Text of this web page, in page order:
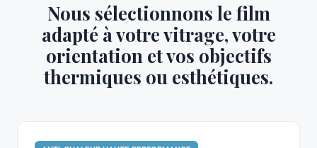
Nous sélectionnons le film
adapté à votre vitrage, votre
orientation et vos objectifs
thermiques ou esthétiques.